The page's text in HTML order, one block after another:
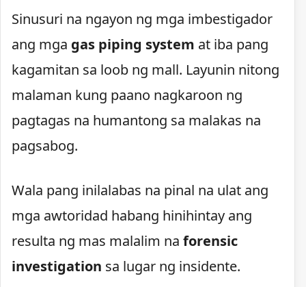
Sinusuri na ngayon ng mga imbestigador
ang mga gas piping system at iba pang
kagamitan sa loob ng mall. Layunin nitong
malaman kung paano nagkaroon ng
pagtagas na humantong sa malakas na
pagsabog.
Wala pang inilalabas na pinal na ulat ang
mga awtoridad habang hinihintay ang
resulta ng mas malalim na forensic
investigation sa lugar ng insidente.